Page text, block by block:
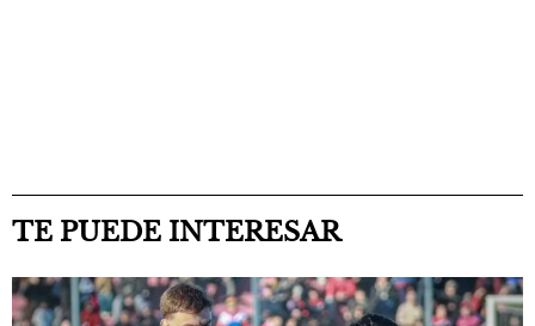
TE PUEDE INTERESAR